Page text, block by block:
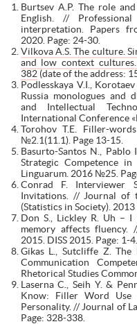
Burtsev A.P. The role
English. // Professional
interpretation. Papers
2020. Page: 24-30.
Vilkova A.S. The culture.
and low context
382(date of the address:
Podlesskaya V.I.,
Russia monologues and
and Intellectual
International Conference
Torohov T.E. Filler-
№2.1(11.1). Page 13-15.
Basurto-Santos N.,
Strategic Competence
Linguarum. 2016 №25.
Conrad F. Interviewer
Invitations. // Journal of
(Statistics in Society).
Don S., Lickley R. Uh –
memory affects fluency.
2015. DISS 2015. Page: 1-4.
Gikas L., Sutcliffe Z.
Communication
Rhetorical Studies
Laserna C., Seih Y. &
Know: Filler Word Use
Personality. // Journal of
Page: 328-338.